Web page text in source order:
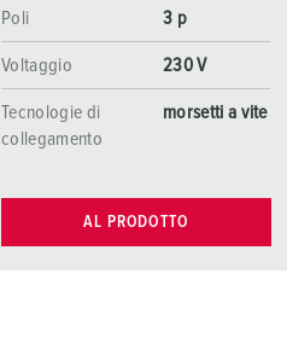
Poli 3 p
Voltaggio 230 V
Tecnologie di
collegamento
morsetti a vite
AL PRODOTTO